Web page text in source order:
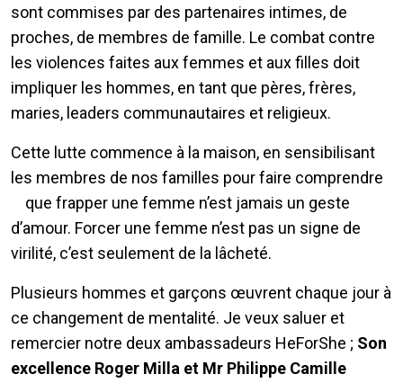
sont commises par des partenaires intimes, de
proches, de membres de famille. Le combat contre
les violences faites aux femmes et aux filles doit
impliquer les hommes, en tant que pères, frères,
maries, leaders communautaires et religieux.
Cette lutte commence à la maison, en sensibilisant
les membres de nos familles pour faire comprendre
que frapper une femme n’est jamais un geste
d’amour. Forcer une femme n’est pas un signe de
virilité, c’est seulement de la lâcheté.
Plusieurs hommes et garçons œuvrent chaque jour à
ce changement de mentalité. Je veux saluer et
remercier notre deux ambassadeurs HeForShe ; Son
excellence Roger Milla et Mr Philippe Camille